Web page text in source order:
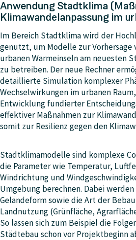
Anwendung Stadtklima
Klimawandelanpassung im
Im Bereich Stadtklima wird der
genutzt, um Modelle zur Vorhersage
urbanen Wärmeinseln am neuesten
zu betreiben. Der neue Rechner
detaillierte Simulation komplexer
Wechselwirkungen im urbanen
Entwicklung fundierter
effektiver Maßnahmen zur
somit zur Resilienz gegen den
Stadtklimamodelle sind komplexe
die Parameter wie Temperatur,
Windrichtung und
Umgebung berechnen. Dabei
Geländeform sowie die Art der
Landnutzung (Grünfläche,
So lassen sich zum Beispiel die
Städtebau schon vor Projektbeginn